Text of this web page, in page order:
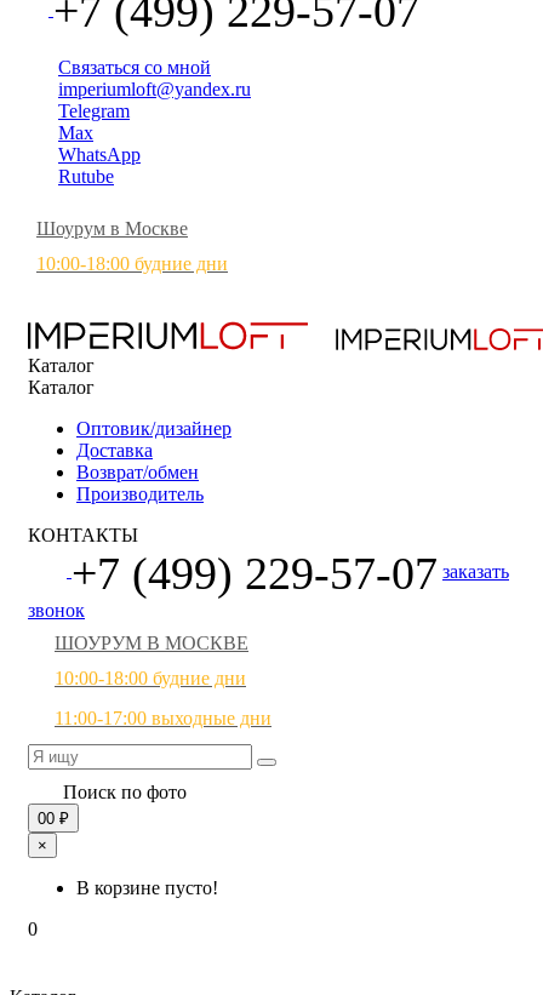
+7 (499) 229-57-07
Связаться со мной
imperiumloft@yandex.ru
Telegram
Max
WhatsApp
Rutube
Шоурум в Москве
10:00-18:00 будние дни
Каталог
Каталог
Оптовик/дизайнер
Доставка
Возврат/обмен
Производитель
КОНТАКТЫ
+7 (499) 229-57-07 заказать
звонок
ШОУРУМ В МОСКВЕ
10:00-18:00 будние дни
11:00-17:00 выходные дни
Поиск по фото
00 ₽
×
В корзине пусто!
0